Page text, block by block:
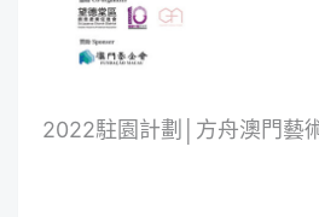
2022駐園計劃│方舟澳門藝